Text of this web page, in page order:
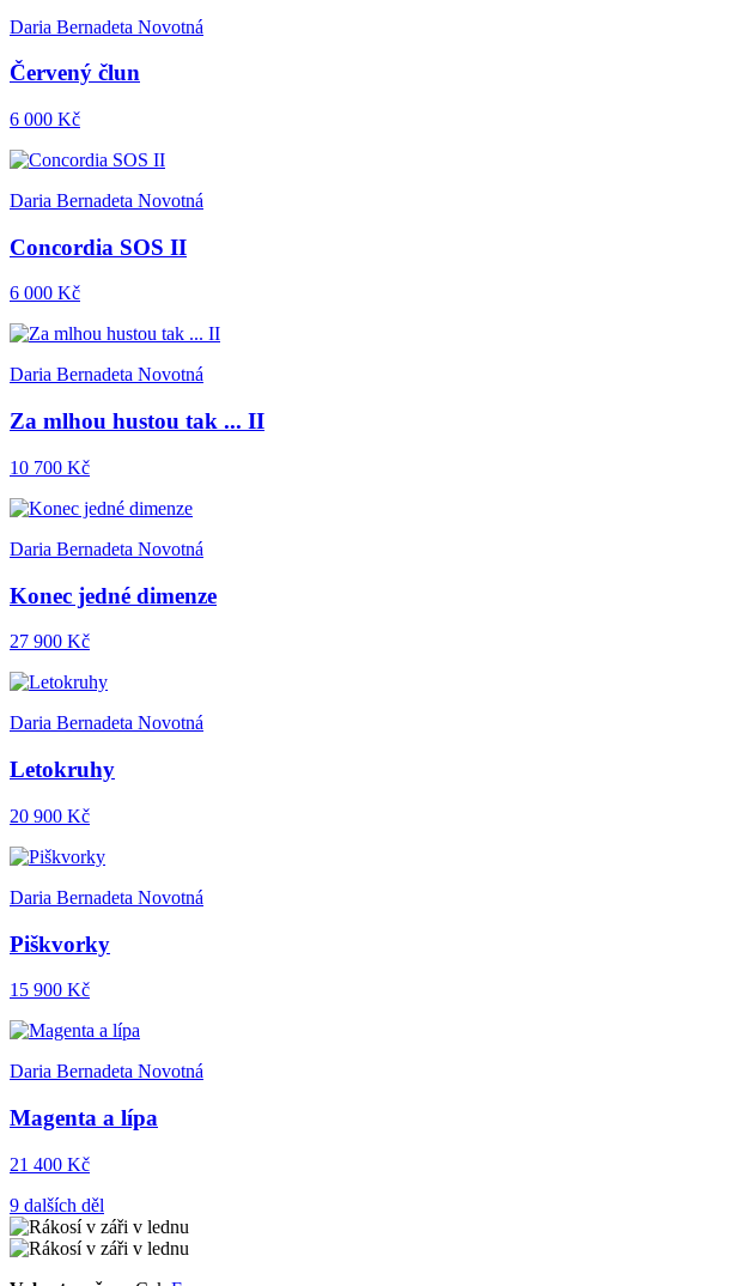
Daria Bernadeta Novotná
Červený člun
6 000 Kč
Daria Bernadeta Novotná
Concordia SOS II
6 000 Kč
Daria Bernadeta Novotná
Za mlhou hustou tak ... II
10 700 Kč
Daria Bernadeta Novotná
Konec jedné dimenze
27 900 Kč
Daria Bernadeta Novotná
Letokruhy
20 900 Kč
Daria Bernadeta Novotná
Piškvorky
15 900 Kč
Daria Bernadeta Novotná
Magenta a lípa
21 400 Kč
9 dalších děl